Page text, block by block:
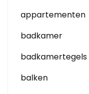
appartementen
badkamer
badkamertegels
balken